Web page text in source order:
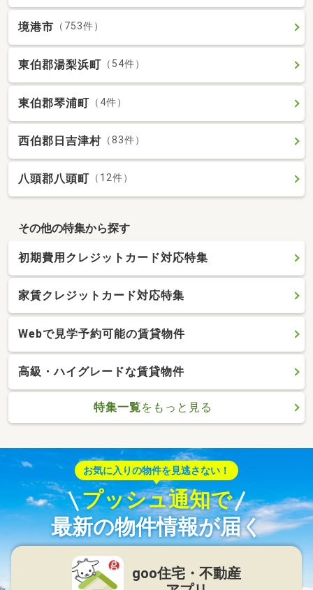
境港市 （753件）
東伯郡湯梨浜町 （54件）
東伯郡琴浦町 （4件）
西伯郡日吉津村 （83件）
八頭郡八頭町 （12件）
その他の特集から探す
初期費用クレジットカード対応特集
家賃クレジットカード対応特集
Webで見学予約可能の賃貸物件
高級・ハイグレードな賃貸物件
特集一覧をもっと見る
お気に入りの物件を見逃さない！
プッシュ通知で
最新の物件情報が届く
goo住宅・不動産